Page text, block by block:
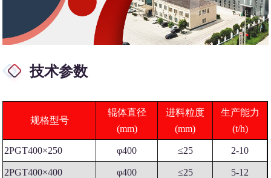
技术参数
规格型号
辊体直径
(mm)
进料粒度
(mm)
生产能力
(t/h)
2PGT400×250 φ400 ≤25 2-10
2PGT400×400 φ400 ≤25 5-12